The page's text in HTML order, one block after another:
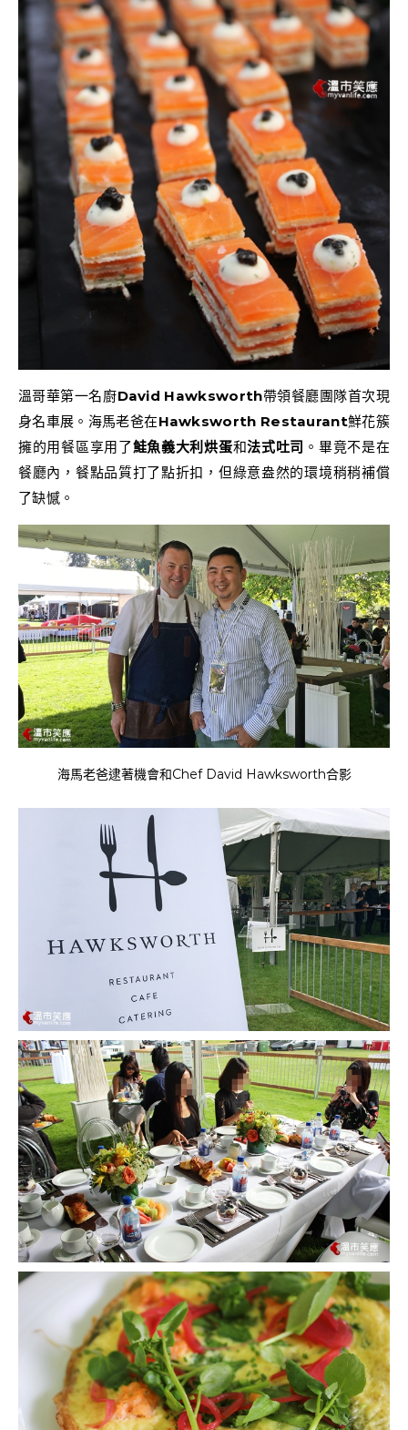
溫哥華第一名廚David Hawksworth帶領餐廳團隊首次現
身名車展。海馬老爸在Hawksworth Restaurant鮮花簇
擁的用餐區享用了鮭魚義大利烘蛋和法式吐司 。畢竟不是在
餐廳內，餐點品質打了點折扣，但綠意盎然的環境稍稍補償
了缺憾。
海馬老爸逮著機會和Chef David Hawksworth合影